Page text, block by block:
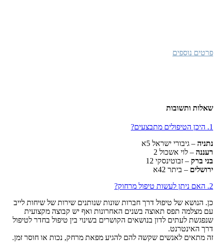
פרטים נוספים
שאלות ותשובות
1. היכן הטיפולים מתבצעים?
נתניה – גיבורי ישראל 5א
רעננה – לוי אשכול 2
בני ברק – זבוטינסקי 12
ירושלים – ביתר 42א
2. האם ניתן לעשות טיפול מרחוק?
כן. הנושא של טיפול דרך חברות שונות שנותנים שירות של שיחות לייב
עם מצלמה תפס תאוצה בשנים האחרונות ואף יש קבוצה מקצועית
שנפגשת לעתים לדון בנושאים הקושרים בשינוי בין טיפול בחדר לטיפול
דרך האינטרנט.
זה מתאים לאנשים שקשה להם להגיע מפאת מרחק, נכות או חוסר זמן.